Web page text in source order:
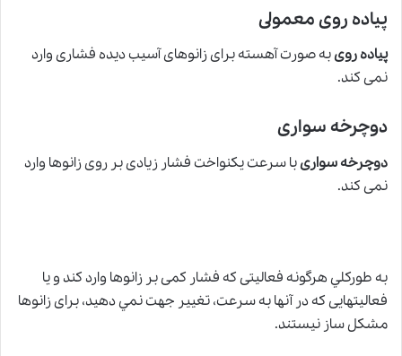
پياده روى معمولى
پياده روىبه صورت آهسته براى زانوهاى آسيب ديده فشارى وارد
نمى کند.
دوچرخه سوارى
دوچرخه سوارىبا سرعت يکنواخت فشار زيادى بر روى زانوها وارد
نمى کند.
به طورکلي هرگونه فعاليتى که فشار کمى بر زانوها وارد کند و يا
فعاليتهايى که در آنها به سرعت، تغيير جهت نمي دهيد، براى زانوها
مشکل ساز نيستند.